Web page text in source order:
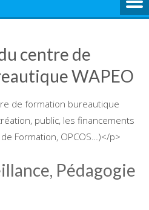
centre de
WAPEO
de formation bureautique
public, les financements
Formation, OPCOS…)</p>
Pédagogie